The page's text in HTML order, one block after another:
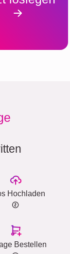
Hochladen
Bestellen